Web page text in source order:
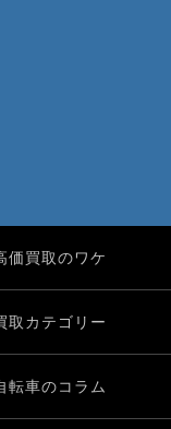
価買取のワケ
取カテゴリー
転車のコラム